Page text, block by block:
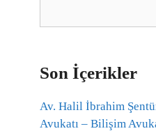
Son İçerikler
Av. Halil İbrahim
Avukatı – Bilişim